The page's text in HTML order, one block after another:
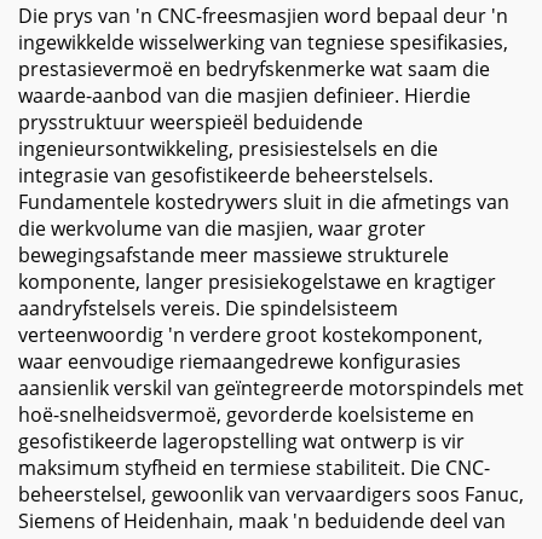
Die prys van 'n CNC-freesmasjien word bepaal deur 'n
ingewikkelde wisselwerking van tegniese spesifikasies,
prestasievermoë en bedryfskenmerke wat saam die
waarde-aanbod van die masjien definieer. Hierdie
prysstruktuur weerspieël beduidende
ingenieursontwikkeling, presisiestelsels en die
integrasie van gesofistikeerde beheerstelsels.
Fundamentele kostedrywers sluit in die afmetings van
die werkvolume van die masjien, waar groter
bewegingsafstande meer massiewe strukturele
komponente, langer presisiekogelstawe en kragtiger
aandryfstelsels vereis. Die spindelsisteem
verteenwoordig 'n verdere groot kostekomponent,
waar eenvoudige riemaangedrewe konfigurasies
aansienlik verskil van geïntegreerde motorspindels met
hoë-snelheidsvermoë, gevorderde koelsisteme en
gesofistikeerde lageropstelling wat ontwerp is vir
maksimum styfheid en termiese stabiliteit. Die CNC-
beheerstelsel, gewoonlik van vervaardigers soos Fanuc,
Siemens of Heidenhain, maak 'n beduidende deel van